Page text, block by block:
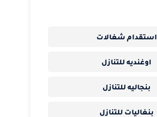
استقدام شغالات
اوغنديه للتنازل
بنجاليه للتنازل
بنغاليات للتنازل